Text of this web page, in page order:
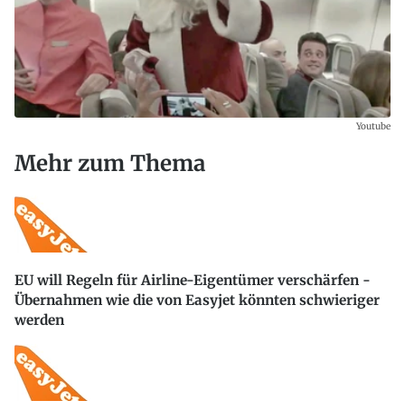
Youtube
Mehr zum Thema
EU will Regeln für Airline-Eigentümer verschärfen -
Übernahmen wie die von Easyjet könnten schwieriger
werden